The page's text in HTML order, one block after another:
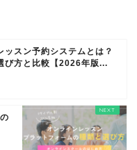
ッスン予約システムとは？
び方と比較【2026年版...